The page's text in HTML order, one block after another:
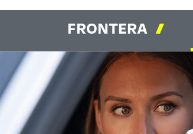
FRONTERA 